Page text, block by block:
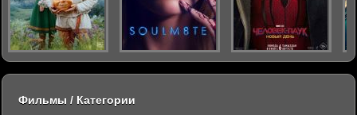
Фильмы / Категории